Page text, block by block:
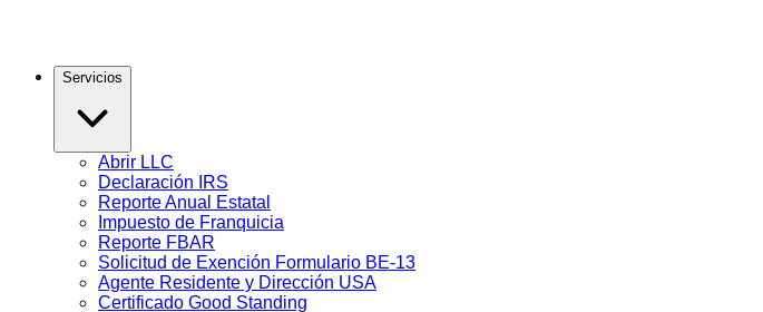
Servicios
Abrir LLC
Declaración IRS
Reporte Anual Estatal
Impuesto de Franquicia
Reporte FBAR
Solicitud de Exención Formulario BE-13
Agente Residente y Dirección USA
Certificado Good Standing